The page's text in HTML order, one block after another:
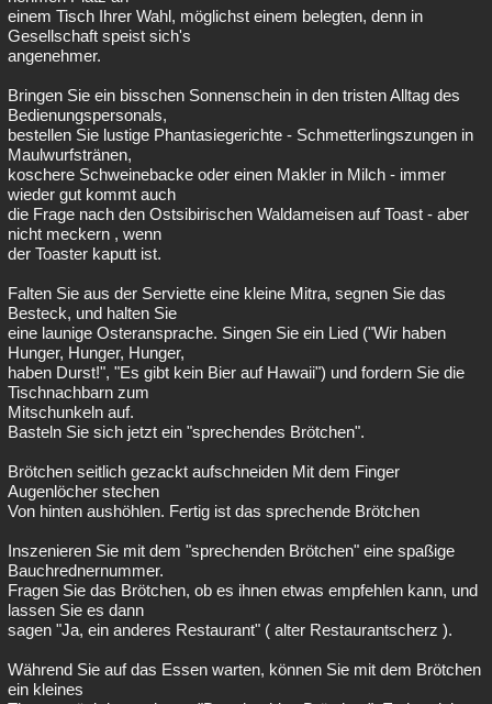
einem Tisch Ihrer Wahl, möglichst einem belegten, denn in
Gesellschaft speist sich's
angenehmer.
Bringen Sie ein bisschen Sonnenschein in den tristen Alltag des
Bedienungspersonals,
bestellen Sie lustige Phantasiegerichte - Schmetterlingszungen in
Maulwurfstränen,
koschere Schweinebacke oder einen Makler in Milch - immer
wieder gut kommt auch
die Frage nach den Ostsibirischen Waldameisen auf Toast - aber
nicht meckern , wenn
der Toaster kaputt ist.
Falten Sie aus der Serviette eine kleine Mitra, segnen Sie das
Besteck, und halten Sie
eine launige Osteransprache. Singen Sie ein Lied ("Wir haben
Hunger, Hunger, Hunger,
haben Durst!", "Es gibt kein Bier auf Hawaii") und fordern Sie die
Tischnachbarn zum
Mitschunkeln auf.
Basteln Sie sich jetzt ein "sprechendes Brötchen".
Brötchen seitlich gezackt aufschneiden Mit dem Finger
Augenlöcher stechen
Von hinten aushöhlen. Fertig ist das sprechende Brötchen
Inszenieren Sie mit dem "sprechenden Brötchen" eine spaßige
Bauchrednernummer.
Fragen Sie das Brötchen, ob es ihnen etwas empfehlen kann, und
lassen Sie es dann
sagen "Ja, ein anderes Restaurant" ( alter Restaurantscherz ).
Während Sie auf das Essen warten, können Sie mit dem Brötchen
ein kleines